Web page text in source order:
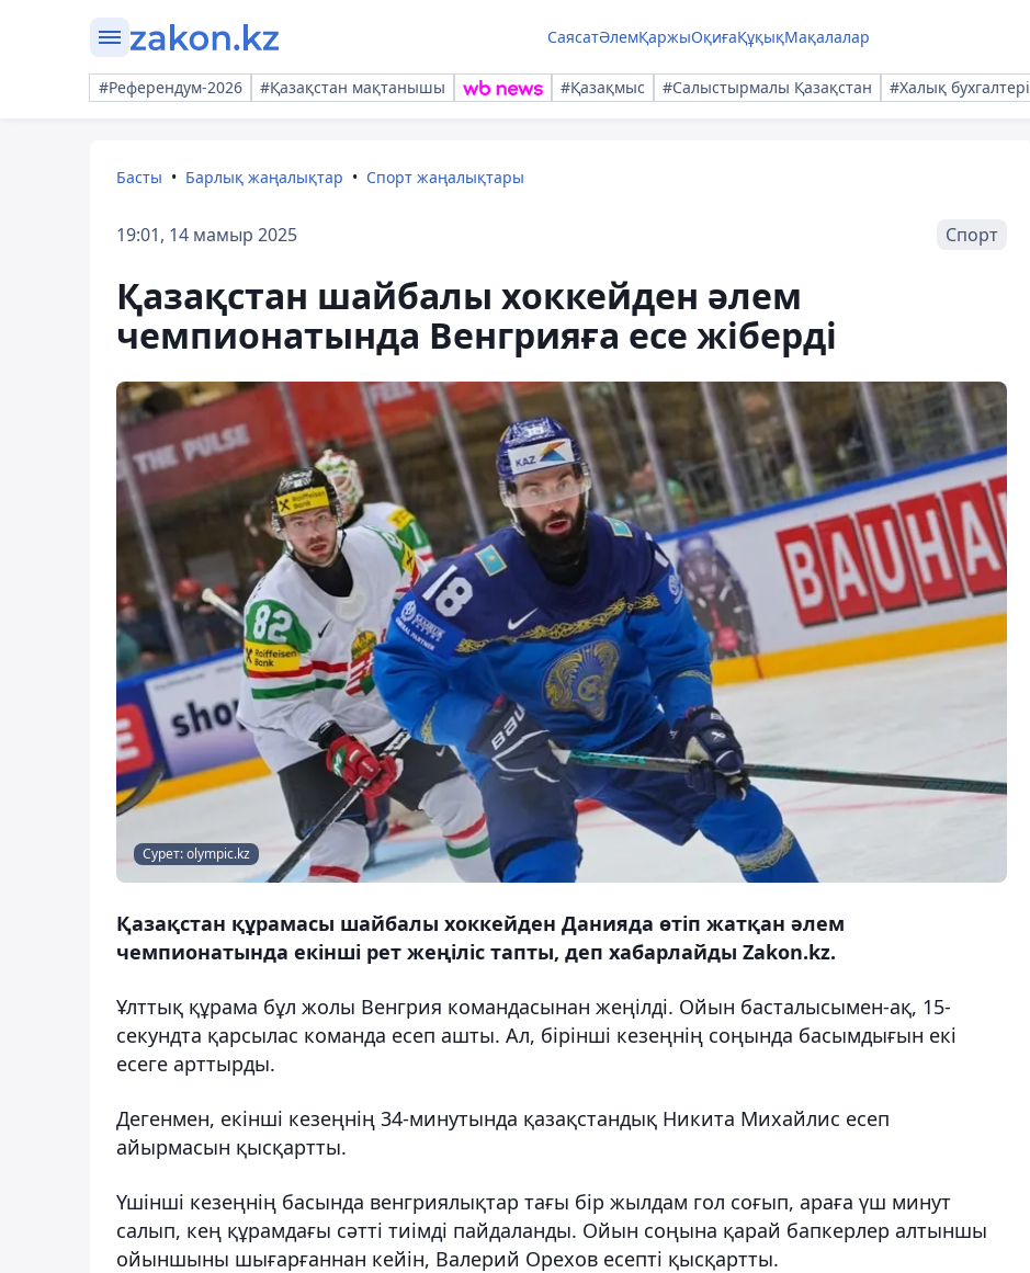
СаясатӘлемҚаржыОқиғаҚұқықМақалалар
#Референдум-2026 #Қазақстан мақтанышы #Қазақмыс #Салыстырмалы Қазақстан #Халық бухгалтері
Басты Барлық жаңалықтар Спорт жаңалықтары
19:01, 14 мамыр 2025 Спорт
Қазақстан шайбалы хоккейден әлем
чемпионатында Венгрияға есе жіберді
Сурет: olympic.kz
Қазақстан құрамасы шайбалы хоккейден Данияда өтіп жатқан әлем
чемпионатында екінші рет жеңіліс тапты, деп хабарлайды Zakon.kz.
Ұлттық құрама бұл жолы Венгрия командасынан жеңілді. Ойын басталысымен-ақ, 15-
секундта қарсылас команда есеп ашты. Ал, бірінші кезеңнің соңында басымдығын екі
есеге арттырды.
Дегенмен, екінші кезеңнің 34-минутында қазақстандық Никита Михайлис есеп
айырмасын қысқартты.
Үшінші кезеңнің басында венгриялықтар тағы бір жылдам гол соғып, араға үш минут
салып, кең құрамдағы сәтті тиімді пайдаланды. Ойын соңына қарай бапкерлер алтыншы
ойыншыны шығарғаннан кейін, Валерий Орехов есепті қысқартты.